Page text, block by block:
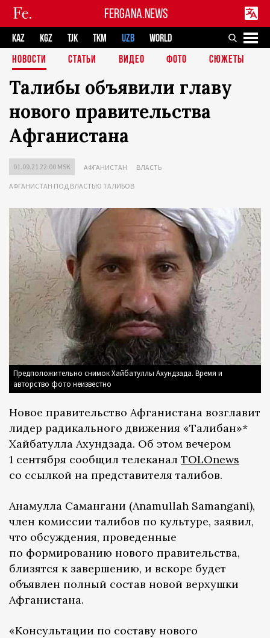
FERGANA.NEWS
KAZ KGZ TJK TKM UZB
WORLD
НОВОСТИ
СТАТЬИ ВИДЕО ФОТО СЮЖЕТЫ
Талибы объявили главу
нового правительства
Афганистана
01.09.21 22:00 MSK АФГАНИСТАН ВЛАСТЬ
АФГАНИСТАН ПОД ВЛАСТЬЮ ТАЛИБОВ
Предположительно снимок Хайбатуллы Ахундзада. Время и
авторство фото неизвестно
Новое правительство Афганистана возглавит
лидер радикального движения «Талибан»*
Хайбатулла Ахундзада. Об этом вечером
1 сентября сообщил телеканал TOLOnews
со ссылкой на представителя талибов.
Анамулла Самангани (Anamullah Samangani),
член комиссии талибов по культуре, заявил,
что обсуждения, проведенные
по формированию нового правительства,
близятся к завершению, и вскоре будет
объявлен полный состав новой верхушки
Афганистана.
«Консультации по составу нового